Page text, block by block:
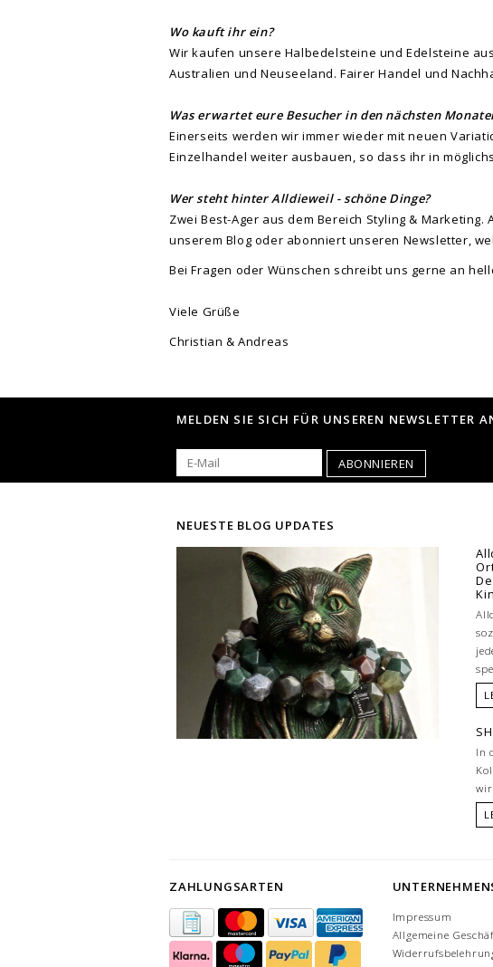
Wo kauft ihr ein?
Wir kaufen unsere Halbedelsteine und Edelsteine
Australien und Neuseeland. Fairer Handel und
Was erwartet eure Besucher in den nächsten
Einerseits werden wir immer wieder mit neuen
Einzelhandel weiter ausbauen, so dass ihr in
Wer steht hinter Alldieweil - schöne Dinge?
Zwei Best-Ager aus dem Bereich Styling &
unserem Blog oder abonniert unseren Newsletter,
Bei Fragen oder Wünschen schreibt uns gerne an
Viele Grüße
Christian & Andreas
MELDEN SIE SICH FÜR UNSEREN NEWSLETTER
ABONNIEREN
NEUESTE BLOG UPDATES
In
wir
ZAHLUNGSARTEN
Impressum
Allgemeine